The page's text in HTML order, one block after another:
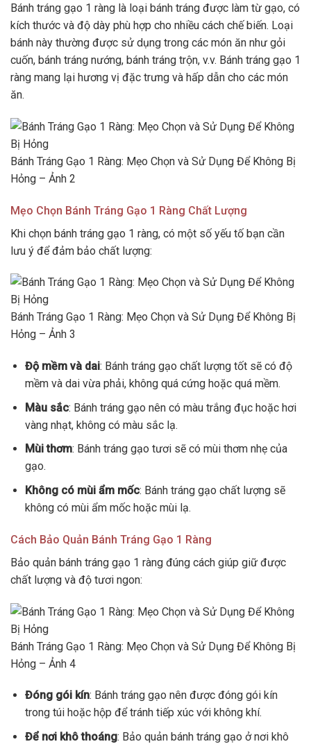
Bánh tráng gạo 1 ràng là loại bánh tráng được làm từ gạo, có
kích thước và độ dày phù hợp cho nhiều cách chế biến. Loại
bánh này thường được sử dụng trong các món ăn như gỏi
cuốn, bánh tráng nướng, bánh tráng trộn, v.v. Bánh tráng gạo 1
ràng mang lại hương vị đặc trưng và hấp dẫn cho các món
ăn.
Bánh Tráng Gạo 1 Ràng: Mẹo Chọn và Sử Dụng Để Không Bị
Hỏng – Ảnh 2
Mẹo Chọn Bánh Tráng Gạo 1 Ràng Chất Lượng
Khi chọn bánh tráng gạo 1 ràng, có một số yếu tố bạn cần
lưu ý để đảm bảo chất lượng:
Bánh Tráng Gạo 1 Ràng: Mẹo Chọn và Sử Dụng Để Không Bị
Hỏng – Ảnh 3
Độ mềm và dai: Bánh tráng gạo chất lượng tốt sẽ có độ
mềm và dai vừa phải, không quá cứng hoặc quá mềm.
Màu sắc: Bánh tráng gạo nên có màu trắng đục hoặc hơi
vàng nhạt, không có màu sắc lạ.
Mùi thơm: Bánh tráng gạo tươi sẽ có mùi thơm nhẹ của
gạo.
Không có mùi ẩm mốc: Bánh tráng gạo chất lượng sẽ
không có mùi ẩm mốc hoặc mùi lạ.
Cách Bảo Quản Bánh Tráng Gạo 1 Ràng
Bảo quản bánh tráng gạo 1 ràng đúng cách giúp giữ được
chất lượng và độ tươi ngon:
Bánh Tráng Gạo 1 Ràng: Mẹo Chọn và Sử Dụng Để Không Bị
Hỏng – Ảnh 4
Đóng gói kín: Bánh tráng gạo nên được đóng gói kín
trong túi hoặc hộp để tránh tiếp xúc với không khí.
Để nơi khô thoáng: Bảo quản bánh tráng gạo ở nơi khô